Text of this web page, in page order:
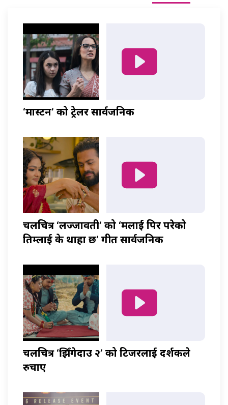
‘मास्टर्नी’ को ट्रेलर सार्वजनिक
चलचित्र ‘लज्जावती’ को ‘मलाई पिर परेको
तिम्लाई के थाहा छ’ गीत सार्वजनिक
चलचित्र ‘झिँगेदाउ २’ को टिजरलाई दर्शकले
रुचाए